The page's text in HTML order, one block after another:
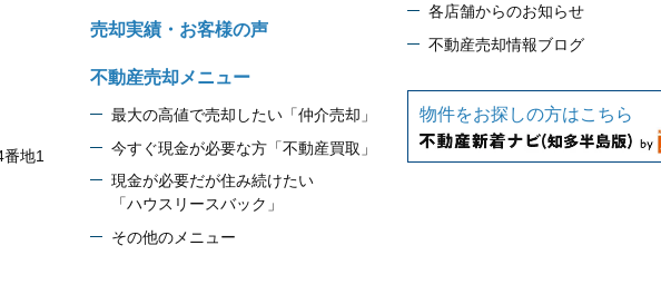
地1
売却実績・お客様の声
不動産売却メニュー
最大の高値で売却したい「仲介売却」
今すぐ現金が必要な方「不動産買取」
現金が必要だが住み続けたい
「ハウスリースバック」
その他のメニュー
各店舗からのお知らせ
不動産売却情報ブログ
物件をお探しの方はこちら